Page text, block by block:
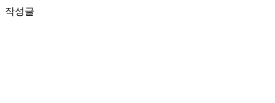
작성글